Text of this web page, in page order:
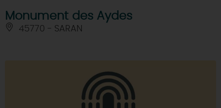
Monument des Aydes
45770 - SARAN